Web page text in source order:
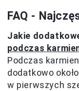
FAQ -
Jakie
podczas
Podczas
dodatkowo
w pierwszych